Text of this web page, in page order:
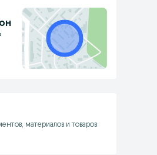
материалов и товаров